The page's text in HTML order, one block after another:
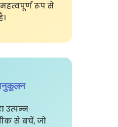
रूप से
उत्पन्न
से बचें, जो